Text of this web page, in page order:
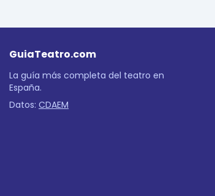
GuiaTeatro.com
La guía más completa del teatro en
España.
Datos: CDAEM